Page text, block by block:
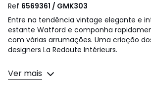
Ref 6569361 / GMK303
Entre na tendência vintage elegante e
estante Watford e componha
com várias arrumações. Uma criação
designers La Redoute Intérieurs.
Descrição:
• Estrutura dos lados em aço
Ver mais